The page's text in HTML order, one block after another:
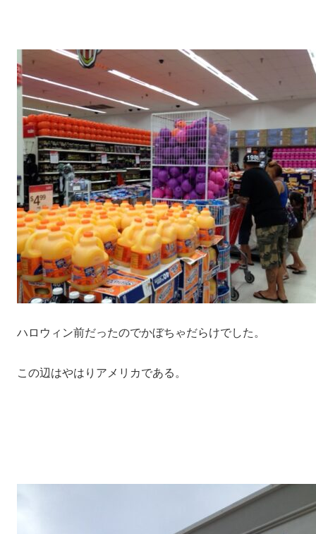
ハロウィン前だったのでかぼちゃだらけでした。
この辺はやはりアメリカである。